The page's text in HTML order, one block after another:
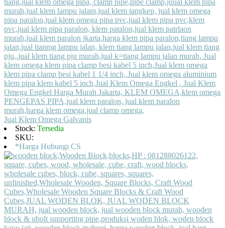
Jual Klem Omega Galvanis
Stock: Tersedia
SKU:
*Harga Hubungi CS